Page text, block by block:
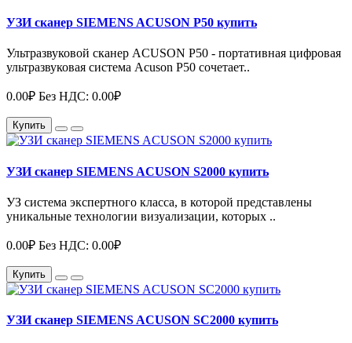
УЗИ сканер SIEMENS ACUSON P50 купить
Ультразвуковой сканер ACUSON P50 - портативная цифровая
ультразвуковая система Acuson P50 сочетает..
0.00₽ Без НДС: 0.00₽
Купить
УЗИ сканер SIEMENS ACUSON S2000 купить
УЗ система экспертного класса, в которой представлены
уникальные технологии визуализации, которых ..
0.00₽ Без НДС: 0.00₽
Купить
УЗИ сканер SIEMENS ACUSON SC2000 купить